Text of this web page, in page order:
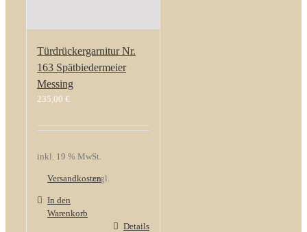
Türdrückergarnitur Nr.
163 Spätbiedermeier
Messing
235,00 €
inkl. 19 % MwSt.
zzgl.
Versandkosten
In den
Warenkorb
Details